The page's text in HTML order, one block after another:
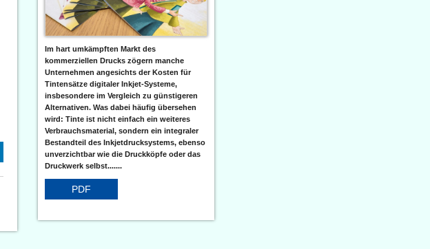
Im hart umkämpften Markt des
kommerziellen Drucks zögern manche
Unternehmen angesichts der Kosten für
Tintensätze digitaler Inkjet-Systeme,
insbesondere im Vergleich zu günstigeren
Alternativen. Was dabei häufig übersehen
wird: Tinte ist nicht einfach ein weiteres
Verbrauchsmaterial, sondern ein integraler
Bestandteil des Inkjetdrucksystems, ebenso
unverzichtbar wie die Druckköpfe oder das
Druckwerk selbst.......
PDF